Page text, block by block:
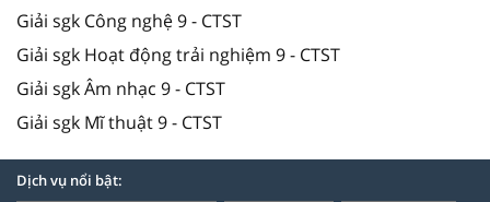
Giải sgk Công nghệ 9 - CTST
Giải sgk Hoạt động trải nghiệm 9 - CTST
Giải sgk Âm nhạc 9 - CTST
Giải sgk Mĩ thuật 9 - CTST
Dịch vụ nổi bật: